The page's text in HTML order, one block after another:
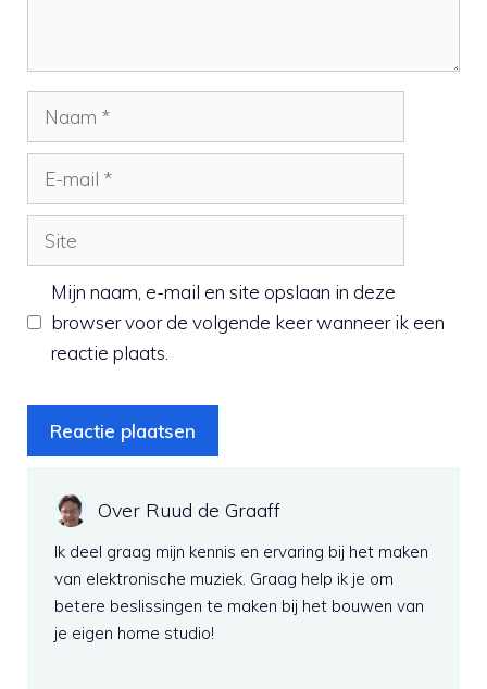
Naam
Site
Mijn naam, e-mail en site opslaan in deze
browser voor de volgende keer wanneer ik een
reactie plaats.
Over Ruud de Graaff
Ik deel graag mijn kennis en ervaring bij het maken
van elektronische muziek. Graag help ik je om
betere beslissingen te maken bij het bouwen van
je eigen home studio!